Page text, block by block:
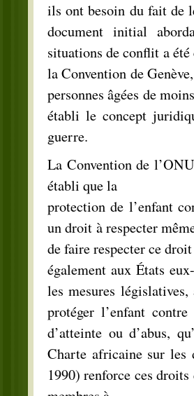
ils ont besoin du fait de
document initial
situations de conflit a
la Convention de
personnes âgées de
établi le concept
guerre.
La Convention de
établi que la
protection de l’enfant
un droit à respecter
de faire respecter ce
également aux États
les mesures
protéger l’enfant
d’atteinte ou d’abus,
Charte africaine sur les
1990) renforce ces